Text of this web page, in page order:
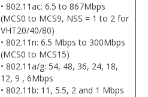
• 802.11ac: 6.5 to 867Mbps
(MCS0 to MCS9, NSS = 1 to 2 for
VHT20/40/80)
• 802.11n: 6.5 Mbps to 300Mbps
(MCS0 to MCS15)
• 802.11a/g: 54, 48, 36, 24, 18,
12, 9 , 6Mbps
• 802.11b: 11, 5.5, 2 and 1 Mbps